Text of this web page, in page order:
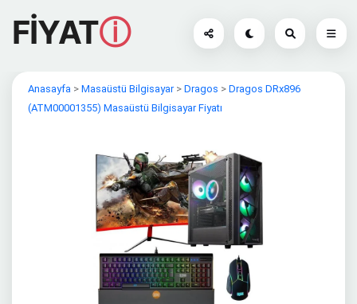
FİYATⓘ
Anasayfa > Masaüstü Bilgisayar> Dragos > Dragos DRx896
(ATM00001355) Masaüstü Bilgisayar Fiyatı